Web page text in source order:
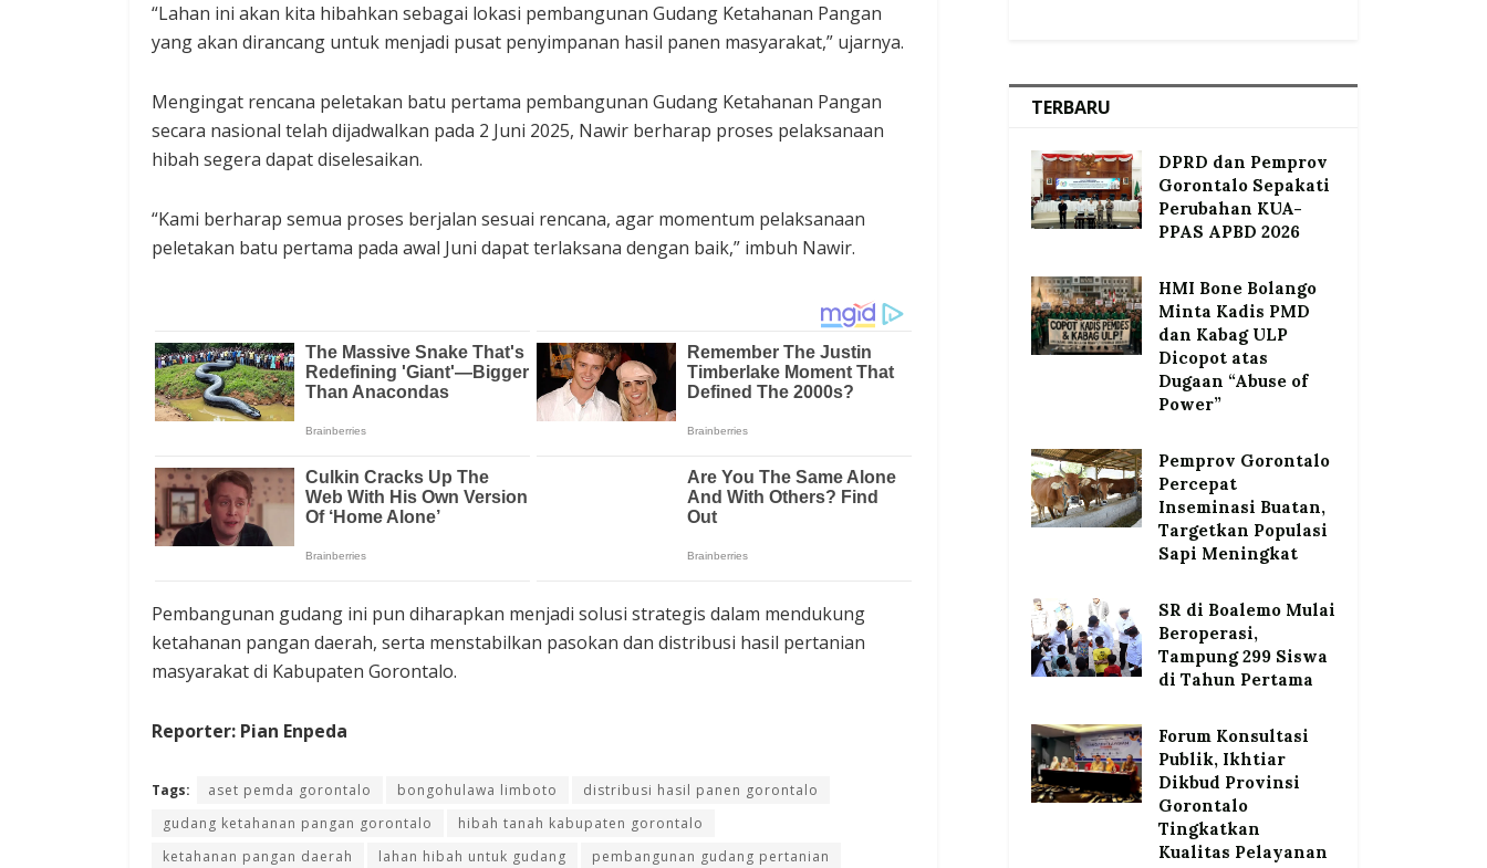
“Lahan ini akan kita hibahkan sebagai lokasi pembangunan Gudang Ketahanan Pangan
yang akan dirancang untuk menjadi pusat penyimpanan hasil panen masyarakat,” ujarnya.
Mengingat rencana peletakan batu pertama pembangunan Gudang Ketahanan Pangan
secara nasional telah dijadwalkan pada 2 Juni 2025, Nawir berharap proses pelaksanaan
hibah segera dapat diselesaikan.
“Kami berharap semua proses berjalan sesuai rencana, agar momentum pelaksanaan
peletakan batu pertama pada awal Juni dapat terlaksana dengan baik,” imbuh Nawir.
Pembangunan gudang ini pun diharapkan menjadi solusi strategis dalam mendukung
ketahanan pangan daerah, serta menstabilkan pasokan dan distribusi hasil pertanian
masyarakat di Kabupaten Gorontalo.
Reporter: Pian Enpeda
Tags: aset pemda gorontalo bongohulawa limboto
distribusi hasil panen gorontalo
gudang ketahanan pangan gorontalo
hibah tanah kabupaten gorontalo
ketahanan pangan daerah
lahan hibah untuk gudang
pembangunan gudang pertanian
TERBARU
DPRD dan Pemprov
Gorontalo Sepakati
Perubahan KUA-
PPAS APBD 2026
HMI Bone Bolango
Minta Kadis PMD
dan Kabag ULP
Dicopot atas
Dugaan “Abuse of
Power”
Pemprov Gorontalo
Percepat
Inseminasi Buatan,
Targetkan Populasi
Sapi Meningkat
SR di Boalemo Mulai
Beroperasi,
Tampung 299 Siswa
di Tahun Pertama
Forum Konsultasi
Publik, Ikhtiar
Dikbud Provinsi
Gorontalo
Tingkatkan
Kualitas Pelayanan